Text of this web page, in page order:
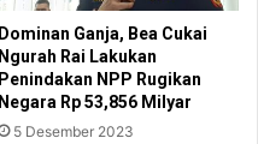
Dominan Ganja, Bea Cukai
Ngurah Rai Lakukan
Penindakan NPP Rugikan
Negara Rp 53,856 Milyar
5 Desember 2023